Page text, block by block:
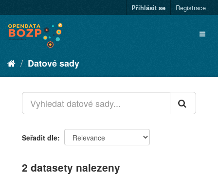
Přihlásit se Registrace
Datové sady
Seřadit dle
2 datasety nalezeny